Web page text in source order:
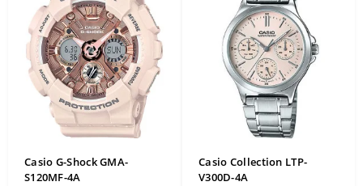
Casio G-Shock GMA-
S120MF-4A
Casio Collection LTP-
V300D-4A